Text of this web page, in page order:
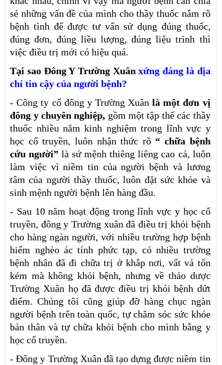
sẻ những vấn đề của mình cho thầy thuốc nắm rõ
bệnh tình để được tư vấn sử dụng đúng thuốc,
đúng đơn, đúng liều lượng, đúng liệu trình thì
việc điều trị mới có hiệu quả.
Tại sao Đông Y Trường Xuân xứng đáng là địa
chỉ tin cậy của người bệnh?
- Công ty cổ đông y Trường Xuânlà một đơn vị
đông y chuyên nghiệp, gồm một tập thể các thầy
thuốc nhiều năm kinh nghiệm trong lĩnh vực y
học cổ truyền, luôn nhận thức rõ “ chữa bệnh
cứu người” là sứ mệnh thiêng liêng cao cả, luôn
làm việc vì niềm tin của người bệnh và lương
tâm của người thầy thuốc, luôn đặt sức khỏe và
sinh mệnh người bệnh lên hàng đầu.
- Sau 10 năm hoạt động trong lĩnh vực y học cổ
truyền, đông y Trường xuân đã điều trị khỏi bệnh
cho hàng ngàn người, với nhiều trường hợp bệnh
hiểm nghèo ác tính phức tạp, có nhiều trường
bệnh nhân đã đi chữa trị ở khắp nơi, vất vả tốn
kém mà không khỏi bệnh, nhưng về thảo dược
Trường Xuân họ đã được điều trị khỏi bệnh dứt
điểm. Chúng tôi cũng giúp đỡhàng chục ngàn
người bệnh trên toàn quốc, tự chăm sóc sức khỏe
bản thân và tự chữa khỏi bệnh cho mình bằng y
học cổ truyền.
- Đông y Trường Xuân đã tạo dựng được niềm tin